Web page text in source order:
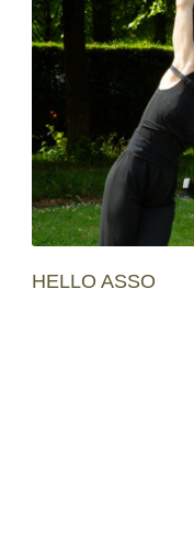
HELLO ASSO